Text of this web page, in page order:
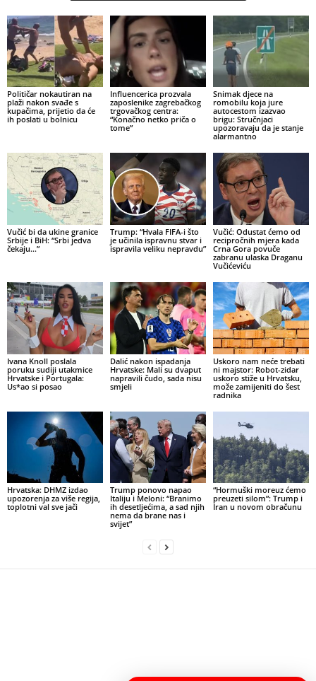
Političar nokautiran na
plaži nakon svađe s
kupačima, prijetio da će
ih poslati u bolnicu
Influencerica prozvala
zaposlenike zagrebačkog
trgovačkog centra:
“Konačno netko priča o
tome”
Snimak djece na
romobilu koja jure
autocestom izazvao
brigu: Stručnjaci
upozoravaju da je stanje
alarmantno
Vučić bi da ukine granice
Srbije i BiH: “Srbi jedva
čekaju…”
Trump: “Hvala FIFA-i što
je učinila ispravnu stvar i
ispravila veliku nepravdu”
Vučić: Odustat ćemo od
recipročnih mjera kada
Crna Gora povuče
zabranu ulaska Draganu
Vučićeviću
Ivana Knoll poslala
poruku sudiji utakmice
Hrvatske i Portugala:
Us*ao si posao
Dalić nakon ispadanja
Hrvatske: Mali su dvaput
napravili čudo, sada nisu
smjeli
Uskoro nam neće trebati
ni majstor: Robot-zidar
uskoro stiže u Hrvatsku,
može zamijeniti do šest
radnika
Hrvatska: DHMZ izdao
upozorenja za više regija,
toplotni val sve jači
Trump ponovo napao
Italiju i Meloni: “Branimo
ih desetljećima, a sad njih
nema da brane nas i
svijet”
“Hormuški moreuz ćemo
preuzeti silom”: Trump i
Iran u novom obračunu